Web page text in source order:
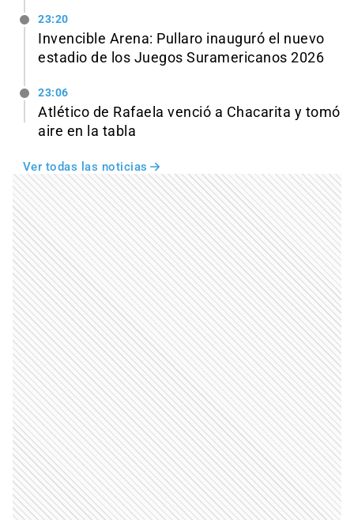
23:20
Invencible Arena: Pullaro inauguró el nuevo
estadio de los Juegos Suramericanos 2026
23:06
Atlético de Rafaela venció a Chacarita y tomó
aire en la tabla
Ver todas las noticias